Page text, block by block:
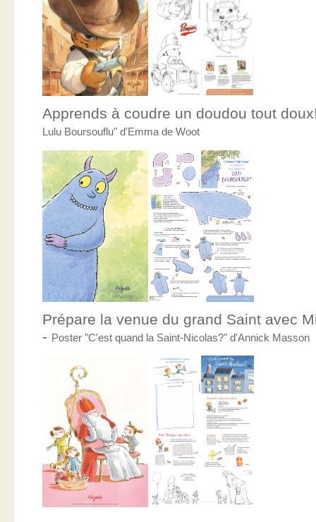
Apprends à coudre un doudou tout
Lulu Boursouflu" d'Emma de Woot
Prépare la venue du grand Saint avec
- Poster "C'est quand la Saint-Nicolas?" d'Annick Masson